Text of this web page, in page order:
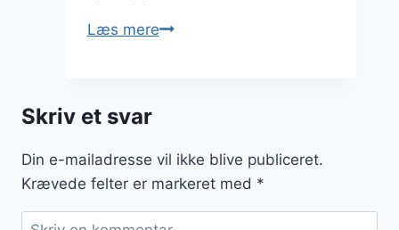
Læs mereNyretapper
Skriv et svar
Din e-mailadresse vil ikke blive publiceret.
Krævede felter er markeret med *